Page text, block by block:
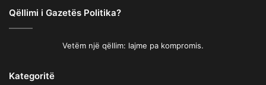
Qëllimi i Gazetës Politika?
Vetëm një qëllim: lajme pa kompromis.
Kategoritë